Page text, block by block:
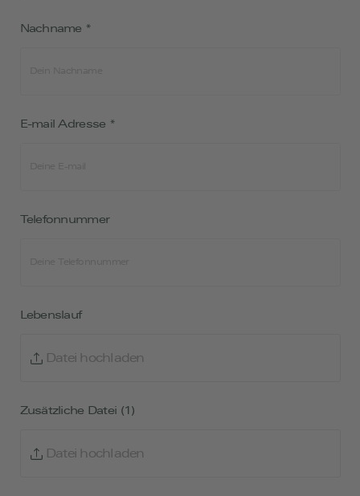
Nachname *
E-mail Adresse *
Telefonnummer
Lebenslauf
Datei hochladen
Zusätzliche Datei (1)
Datei hochladen